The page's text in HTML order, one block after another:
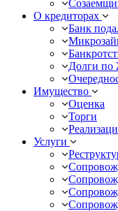
О кредиторах
Банк
Долги по
Имущество
Оценка
Торги
Услуги